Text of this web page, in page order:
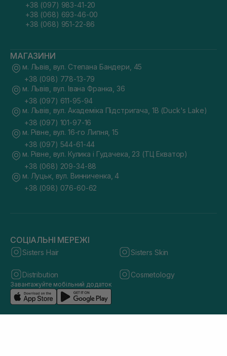
+38 (097) 983-41-20
+38 (068) 693-46-00
+38 (068) 951-22-86
МАГАЗИНИ
м. Львів, вул. Степана Бандери, 45
+38 (098) 778-13-79
м. Львів, вул. Івана Франка, 36
+38 (097) 611-95-94
м. Львів, вул. Академіка Підстригача, 1В (Duck's Lake)
+38 (097) 101-97-16
м. Рівне, вул. 16-го Липня, 15
+38 (097) 544-61-44
м. Рівне, вул. Кулика і Гудачека, 23 (ТЦ Екватор)
+38 (068) 209-34-88
м. Луцьк, вул. Винниченка, 4
+38 (098) 076-60-62
СОЦІАЛЬНІ МЕРЕЖІ
Sisters Hair Sisters Skin
Distribution Cosmetology
Завантажуйте мобільний додаток